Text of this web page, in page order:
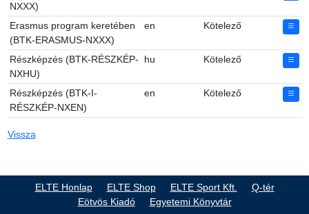
NXXX)
Erasmus program keretében
(BTK-ERASMUS-NXXX)
en Kötelező
Részképzés (BTK-RÉSZKÉP-
NXHU)
hu Kötelező
Részképzés (BTK-I-
RÉSZKÉP-NXEN)
en Kötelező
Vissza
ELTE Honlap ELTE Shop ELTE Sport Kft.
Q-tér
Eötvös Kiadó
Egyetemi Könyvtár